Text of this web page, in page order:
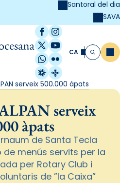
Santoral del dia
SAVA
Facebook
Instagram
X / Twitter
YouTube
WhatsApp
Flickr
Radio Estel
Catalunya
CA Cerca
serveix 500.000 àpats
serveix
àpats
de Santa Tecla
menús servits per la
per Rotary Club i
de ”la Caixa”